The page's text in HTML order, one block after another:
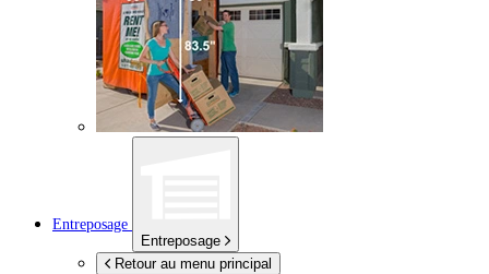
Entreposage
Entreposage
Retour au menu principal